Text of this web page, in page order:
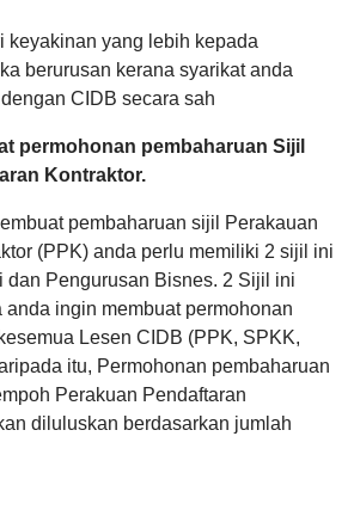
keyakinan yang lebih kepada
berurusan kerana syarikat anda
CIDB secara sah
permohonan pembaharuan Sijil
Kontraktor.
pembaharuan sijil Perakauan
(PPK) anda perlu memiliki 2 sijil ini
dan Pengurusan Bisnes. 2 Sijil ini
ingin membuat permohonan
Lesen CIDB (PPK, SPKK,
itu, Permohonan pembaharuan
Perakuan Pendaftaran
diluluskan berdasarkan jumlah